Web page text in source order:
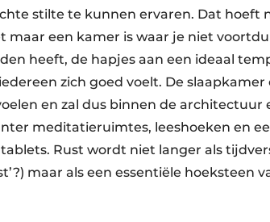
stilte te kunnen ervaren. Dat hoeft
maar een kamer is waar je niet
heeft, de hapjes aan een ideaal
zich goed voelt. De
en zal dus binnen de architectuur
meditatieruimtes, leeshoeken en
Rust wordt niet langer als
maar als een essentiële hoeksteen